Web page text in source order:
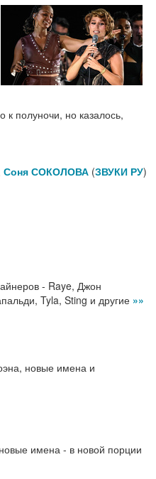
полуночи, но казалось,
Соня СОКОЛОВА(ЗВУКИ РУ)
- Raye, Джон
Tyla, Sting и другие »»
новые имена и
имена - в новой порции